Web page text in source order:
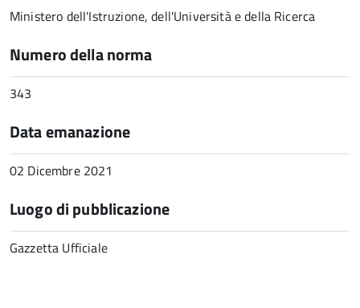
Ministero dell'Istruzione, dell'Università e della Ricerca
Numero della norma
343
Data emanazione
02 Dicembre 2021
Luogo di pubblicazione
Gazzetta Ufficiale